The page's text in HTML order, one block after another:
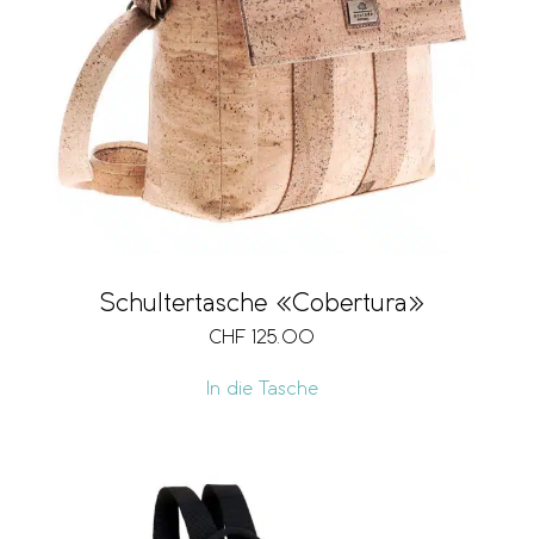
Schultertasche «Cobertura»
CHF 125.00
In die Tasche